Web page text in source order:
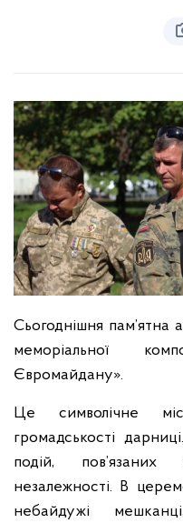
Сьогоднішня пам’ятна
меморіальної
Євромайдану».
Це символічне
громадськості
подій,
незалежності. В
небайдужі